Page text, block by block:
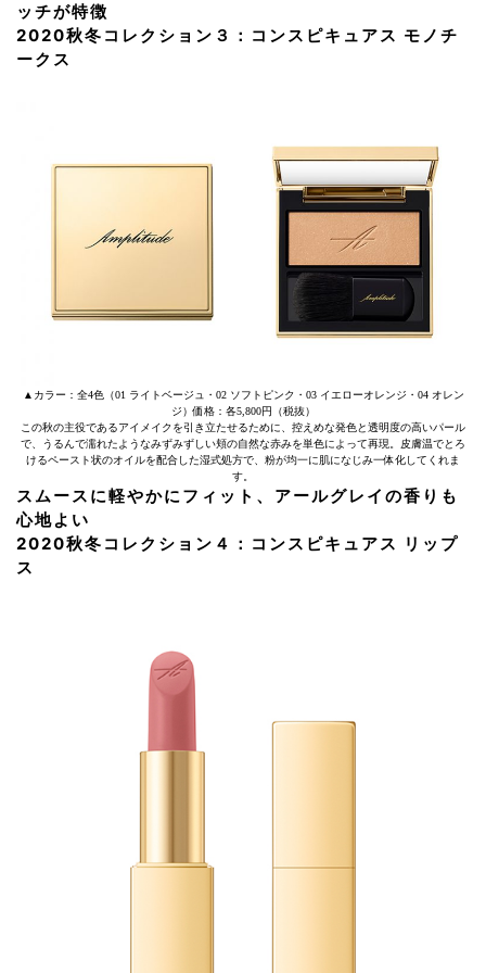
ッチが特徴
2020秋冬コレクション３：コンスピキュアス モノチ
ークス
▲カラー：全4色（01 ライトベージュ・02 ソフトピンク・03 イエローオレンジ・04 オレン
ジ）価格：各5,800円（税抜）
この秋の主役であるアイメイクを引き立たせるために、控えめな発色と透明度の高いパール
で、うるんで濡れたようなみずみずしい頬の自然な赤みを単色によって再現。皮膚温でとろ
けるペースト状のオイルを配合した湿式処方で、粉が均一に肌になじみ一体化してくれま
す。
スムースに軽やかにフィット、アールグレイの香りも
心地よい
2020秋冬コレクション４：コンスピキュアス リップ
ス